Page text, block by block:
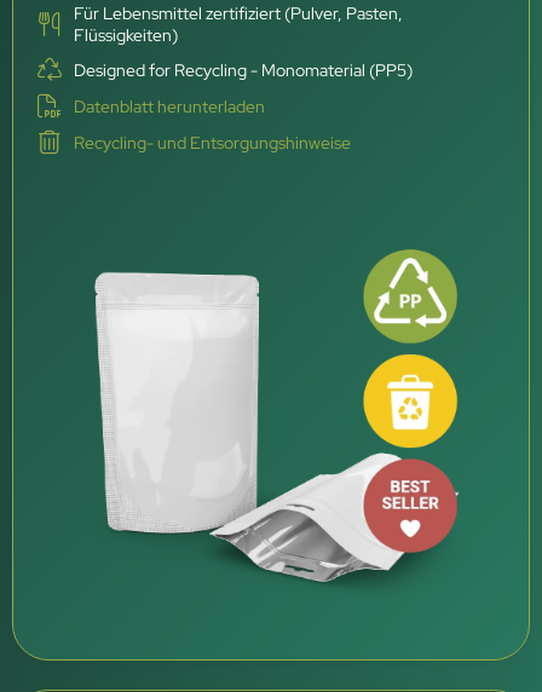
Für Lebensmittel zertifiziert (Pulver, Pasten,
Flüssigkeiten)
Designed for Recycling - Monomaterial (PP5)
Datenblatt herunterladen
Recycling- und Entsorgungshinweise